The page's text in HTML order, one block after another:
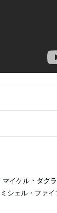
イケル・ダグ
シェル・ファイ